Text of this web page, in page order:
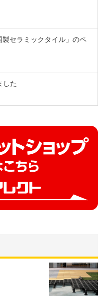
セラミックタイル」のペ
した